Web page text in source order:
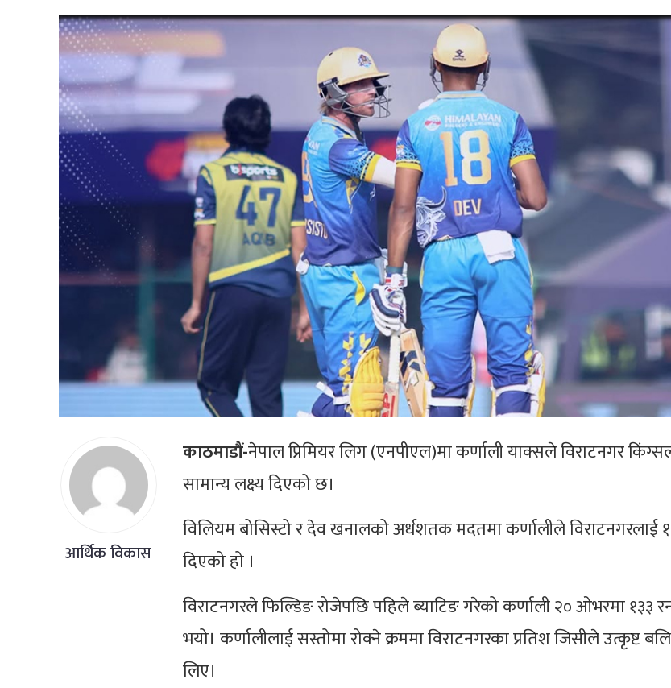
आर्थिक विकास
काठमाडौं-नेपाल प्रिमियर लिग (एनपीएल)मा कर्णाली याक्सले विराटनगर
सामान्य लक्ष्य दिएको छ।
विलियम बोसिस्टो र देव खनालको अर्धशतक मदतमा कर्णालीले विराटनगरलाई
दिएको हो ।
विराटनगरले फिल्डिङ रोजेपछि पहिले ब्याटिङ गरेको कर्णाली २० ओभरमा
भयो। कर्णालीलाई सस्तोमा रोक्ने क्रममा विराटनगरका प्रतिश जिसीले उत्कृष्ट
लिए।